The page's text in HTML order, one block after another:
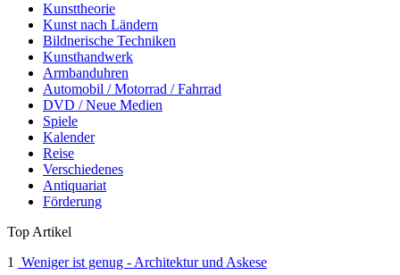
Kunsttheorie
Kunst nach Ländern
Bildnerische Techniken
Kunsthandwerk
Armbanduhren
Automobil / Motorrad / Fahrrad
DVD / Neue Medien
Spiele
Kalender
Reise
Verschiedenes
Antiquariat
Förderung
Top Artikel
1
Weniger ist genug - Architektur und Askese